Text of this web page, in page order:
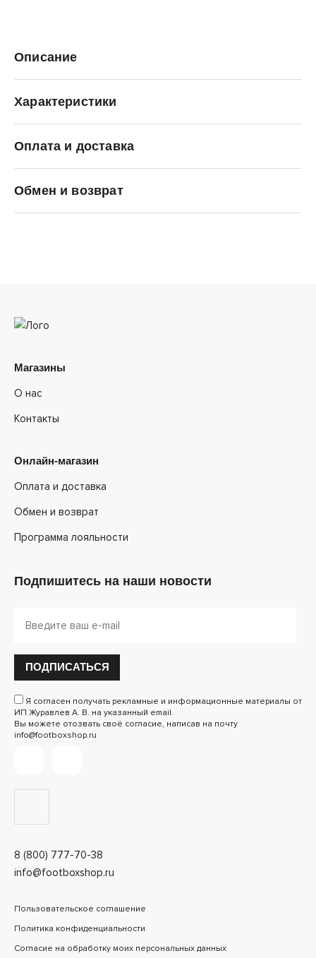
Описание
Характеристики
Оплата и доставка
Обмен и возврат
8 (800) 777-70-38
info@footboxshop.ru
Магазины
О нас
Контакты
Онлайн-магазин
Оплата и доставка
Обмен и возврат
Программа лояльности
Подпишитесь на наши новости
ПОДПИСАТЬСЯ
Я согласен получать рекламные и информационные материалы от
ИП Журавлев А. В. на указанный email.
Вы можете отозвать своё согласие, написав на почту
info@footboxshop.ru
Пользовательское соглашение
Политика конфиденциальности
Согласие на обработку моих персональных данных